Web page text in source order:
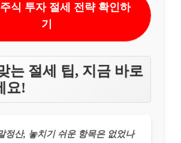
식 투자 절세 전략 확인하
기
는 절세 팁, 지금 바로
요!
정산, 놓치기 쉬운 항목은 없었나